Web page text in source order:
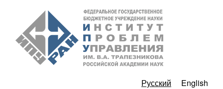
Перейти к основному
содержанию
РАН
Русский English